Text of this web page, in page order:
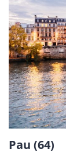
Pau (64)